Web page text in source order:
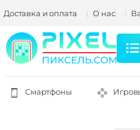
Доставка и оплата О нас
Смартфоны